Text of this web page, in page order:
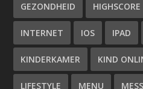
GEZONDHEID HIGHSCORE
INTERNET IOS IPAD
KINDERKAMER KIND
LIFESTYLE MENU